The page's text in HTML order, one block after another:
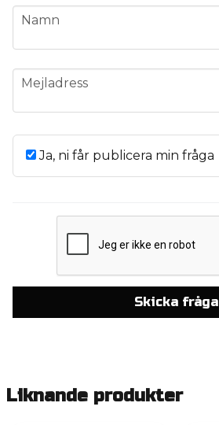
name
Namn
email
Mejladress
Ja, ni får publicera min fråga
Skicka fråga
Liknande produkter